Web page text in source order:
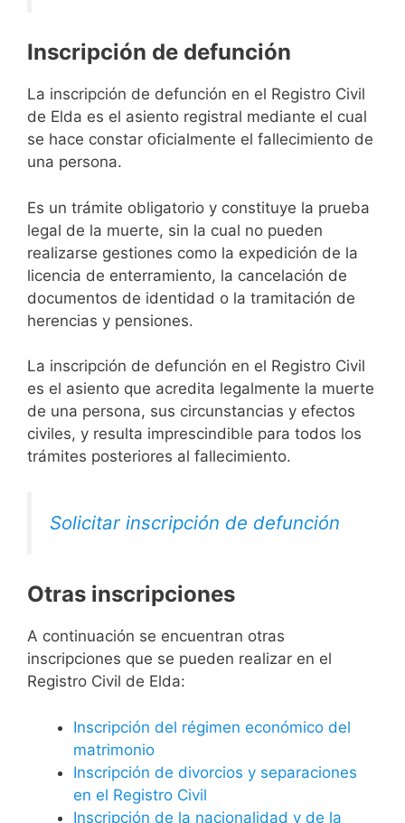
Inscripción de defunción
La inscripción de defunción en el Registro Civil
de Elda es el asiento registral mediante el cual
se hace constar oficialmente el fallecimiento de
una persona.
Es un trámite obligatorio y constituye la prueba
legal de la muerte, sin la cual no pueden
realizarse gestiones como la expedición de la
licencia de enterramiento, la cancelación de
documentos de identidad o la tramitación de
herencias y pensiones.
La inscripción de defunción en el Registro Civil
es el asiento que acredita legalmente la muerte
de una persona, sus circunstancias y efectos
civiles, y resulta imprescindible para todos los
trámites posteriores al fallecimiento.
Solicitar inscripción de defunción
Otras inscripciones
A continuación se encuentran otras
inscripciones que se pueden realizar en el
Registro Civil de Elda:
Inscripción del régimen económico del
matrimonio
Inscripción de divorcios y separaciones
en el Registro Civil
Inscripción de la nacionalidad y de la